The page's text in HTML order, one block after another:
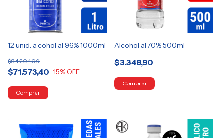
12 unid. alcohol al 96% 1000ml
$71.573,40
$84.204,00
15% OFF
Alcohol al 70% 500ml
$3.348,90